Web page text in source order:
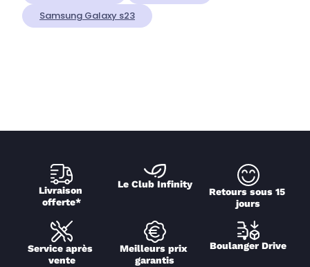
Samsung Galaxy s23
Livraison
offerte*
Le Club Infinity
Retours sous 15
jours
Service après
vente
Meilleurs prix
garantis
Boulanger Drive